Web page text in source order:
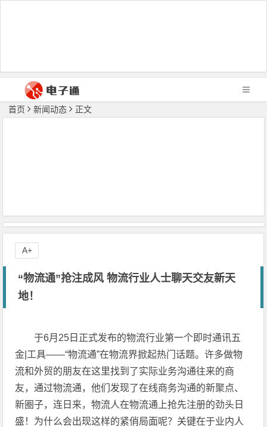
首页 新闻动态 正文
“物流通”抢注成风 物流行业人士聊天交友新天
地！
于6月25日正式发布的物流行业第一个即时通讯五
金|工具——“物流通”在物流界掀起热门话题。许多做物
流和外贸的朋友在这里找到了实际业务沟通往来的商
友，通过物流通，他们发现了在线商务沟通的新聚点、
新圈子，连日来，物流人在物流通上抢先注册的劲头日
盛！为什么会出现这样的紧俏局面呢？关键在于业内人
A+